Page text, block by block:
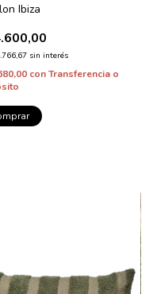
Ibiza
sin interés
conTransferencia o